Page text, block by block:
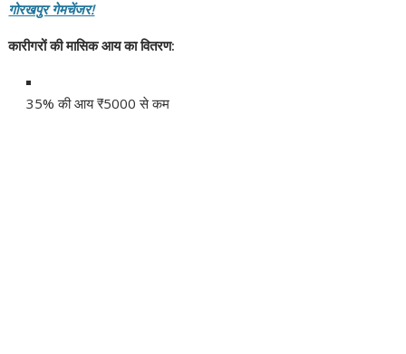
गोरखपुर गेमचेंजर!
कारीगरों की मासिक आय का वितरण:
35% की आय ₹5000 से कम